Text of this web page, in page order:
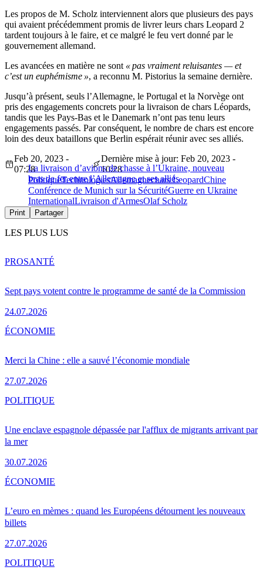
Les propos de M. Scholz interviennent alors que plusieurs des pays
qui avaient précédemment promis de livrer leurs chars Leopard 2
tardent toujours à le faire, et ce malgré le feu vert donné par le
gouvernement allemand.
Les avancées en matière ne sont « pas vraiment reluisantes — et
c’est un euphémisme », a reconnu M. Pistorius la semaine dernière.
Jusqu’à présent, seuls l’Allemagne, le Portugal et la Norvège ont
pris des engagements concrets pour la livraison de chars Léopards,
tandis que les Pays-Bas et le Danemark n’ont pas tenu leurs
engagements passés. Par conséquent, le nombre de chars est encore
loin des deux bataillons que Berlin espérait réunir avec ses alliés.
La livraison d’avions de chasse à l’Ukraine, nouveau
bras de fer entre l’Allemagne et ses alliés
Feb 20, 2023 -
07:28
Dernière mise à jour: Feb 20, 2023 -
10:28
PolitiqueTechnologiesAllemagnechars LeopardChine
Conférence de Munich sur la SécuritéGuerre en Ukraine
InternationalLivraison d'ArmesOlaf Scholz
Print Partager
LES PLUS LUS
Sept pays votent contre le programme de santé de la Commission
24.07.2026
PROSANTÉ
Merci la Chine : elle a sauvé l’économie mondiale
27.07.2026
ÉCONOMIE
Une enclave espagnole dépassée par l'afflux de migrants arrivant par
la mer
30.07.2026
POLITIQUE
L’euro en mèmes : quand les Européens détournent les nouveaux
billets
27.07.2026
ÉCONOMIE
POLITIQUE